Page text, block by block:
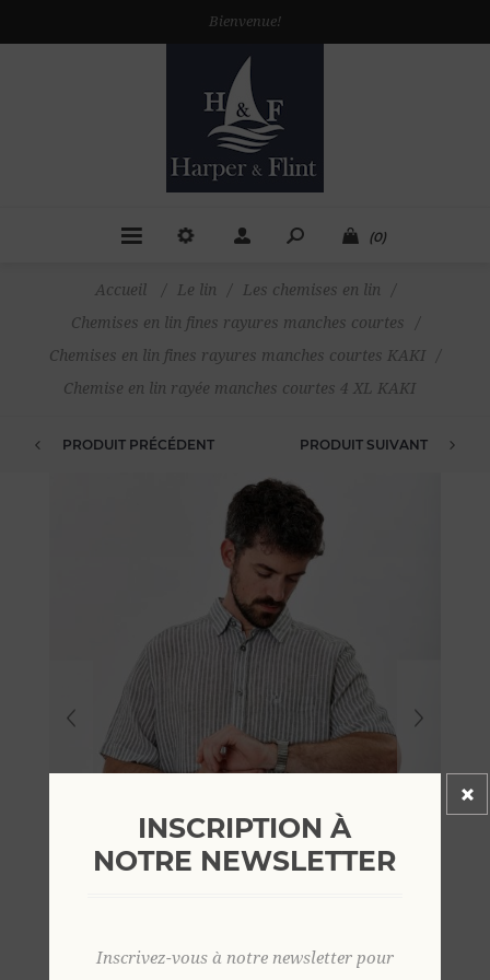
Bienvenue!
(0)
Accueil / Le lin / Les chemises en lin
/
Chemises en lin fines rayures manches courtes
/
Chemises en lin fines rayures manches courtes KAKI
/
Chemise en lin rayée manches courtes 4 XL KAKI
PRODUIT PRÉCÉDENT PRODUIT SUIVANT
INSCRIPTION À
NOTRE NEWSLETTER
Inscrivez-vous à notre newsletter pour